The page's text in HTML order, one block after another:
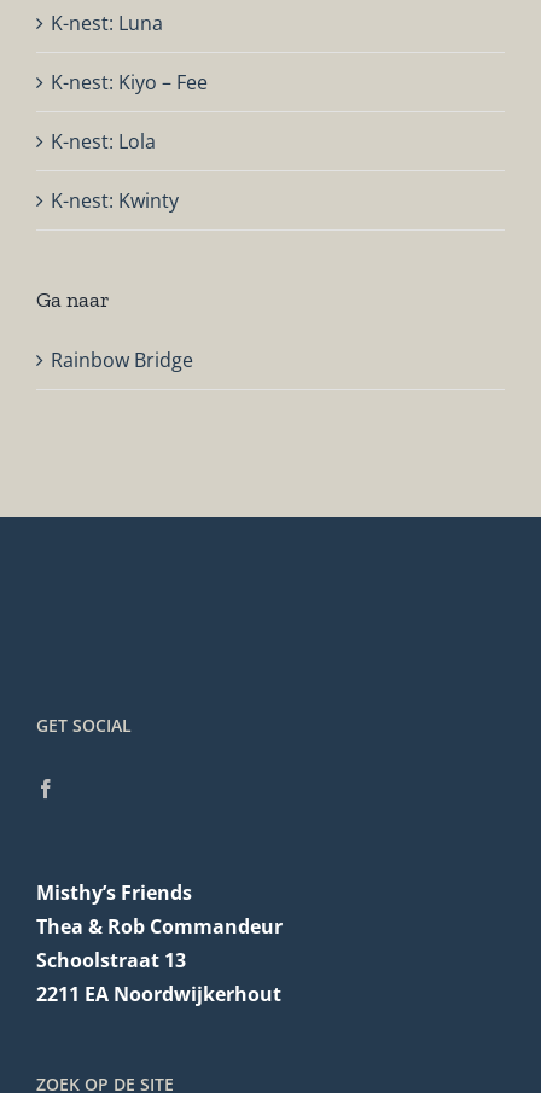
K-nest: Luna
K-nest: Kiyo – Fee
K-nest: Lola
K-nest: Kwinty
Ga naar
Rainbow Bridge
GET SOCIAL
Misthy’s Friends
Thea & Rob Commandeur
Schoolstraat 13
2211 EA Noordwijkerhout
ZOEK OP DE SITE